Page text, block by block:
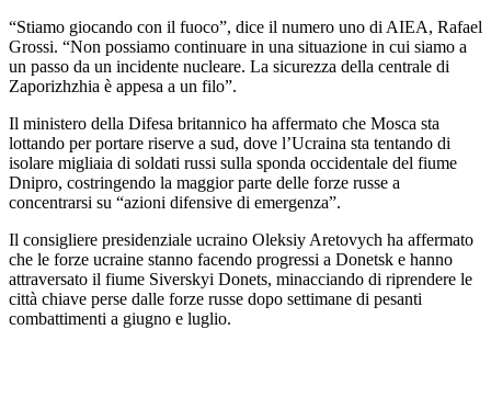
“Stiamo giocando con il fuoco”, dice il numero uno di AIEA, Rafael
Grossi. “Non possiamo continuare in una situazione in cui siamo a
un passo da un incidente nucleare. La sicurezza della centrale di
Zaporizhzhia è appesa a un filo”.
Il ministero della Difesa britannico ha affermato che Mosca sta
lottando per portare riserve a sud, dove l’Ucraina sta tentando di
isolare migliaia di soldati russi sulla sponda occidentale del fiume
Dnipro, costringendo la maggior parte delle forze russe a
concentrarsi su “azioni difensive di emergenza”.
Il consigliere presidenziale ucraino Oleksiy Aretovych ha affermato
che le forze ucraine stanno facendo progressi a Donetsk e hanno
attraversato il fiume Siverskyi Donets, minacciando di riprendere le
città chiave perse dalle forze russe dopo settimane di pesanti
combattimenti a giugno e luglio.